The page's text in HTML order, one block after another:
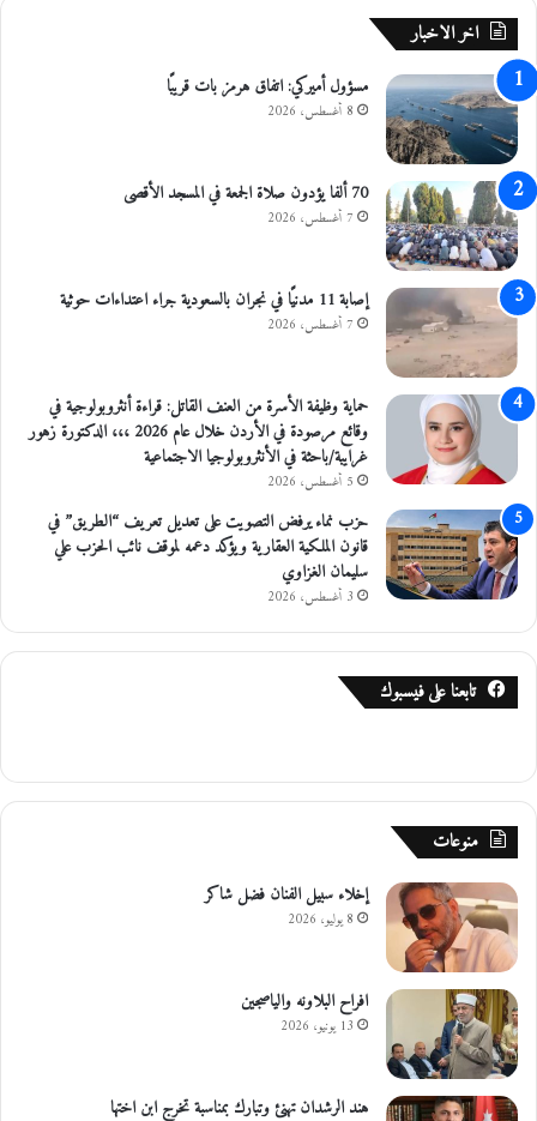
اخر الاخبار
مسؤول أميركي: اتفاق هرمز بات قريبًا
8 أغسطس، 2026
70 ألفا يؤدون صلاة الجمعة في المسجد الأقصى
7 أغسطس، 2026
إصابة 11 مدنيًا في نجران بالسعودية جراء اعتداءات حوثية
7 أغسطس، 2026
حماية وظيفة الأسرة من العنف القاتل: قراءة أنثروبولوجية في
وقائع مرصودة في الأردن خلال عام 2026 ،،، الدكتورة زهور
غرايبة/باحثة في الأنثروبولوجيا الاجتماعية
5 أغسطس، 2026
حزب نماء يرفض التصويت على تعديل تعريف “الطريق” في
قانون الملكية العقارية ويؤكد دعمه لموقف نائب الحزب علي
سليمان الغزاوي
3 أغسطس، 2026
تابعنا على فيسبوك
منوعات
إخلاء سبيل الفنان فضل شاكر
8 يوليو، 2026
افراح البلاونه والياصجين
13 يونيو، 2026
هند الرشدان تهنئ وتبارك بمناسبة تخرج ابن اختها